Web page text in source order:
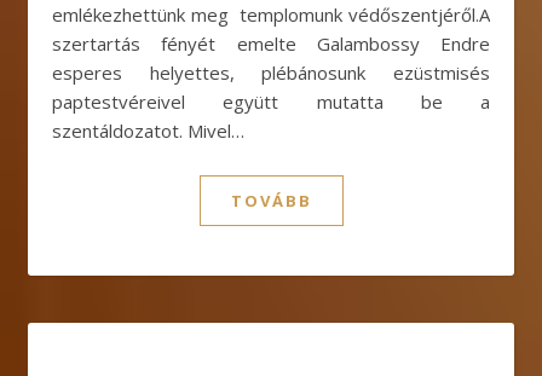
emlékezhettünk meg templomunk védőszentjéről.A
szertartás fényét emelte Galambossy Endre
esperes helyettes, plébánosunk ezüstmisés
paptestvéreivel együtt mutatta be a
szentáldozatot. Mivel…
TOVÁBB